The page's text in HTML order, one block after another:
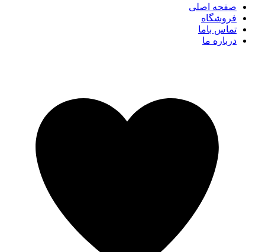
صفحه اصلی
فروشگاه
تماس باما
درباره ما